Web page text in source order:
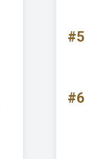
#5
#6